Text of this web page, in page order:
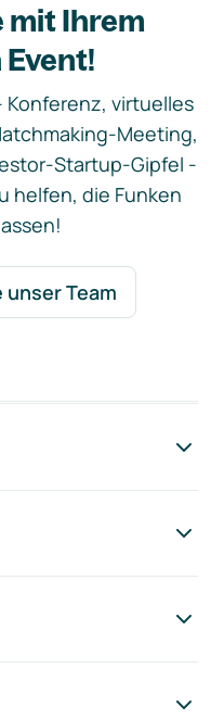
mit Ihrem
Konferenz, virtuelles
Meeting,
Startup-Gipfel -
helfen, die Funken
Team